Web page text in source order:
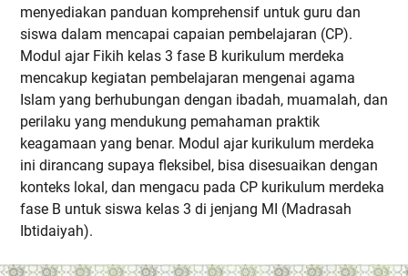
menyediakan panduan komprehensif untuk guru dan
siswa dalam mencapai capaian pembelajaran (CP).
Modul ajar Fikih kelas 3 fase B kurikulum merdeka
mencakup kegiatan pembelajaran mengenai agama
Islam yang berhubungan dengan ibadah, muamalah, dan
perilaku yang mendukung pemahaman praktik
keagamaan yang benar. Modul ajar kurikulum merdeka
ini dirancang supaya fleksibel, bisa disesuaikan dengan
konteks lokal, dan mengacu pada CP kurikulum merdeka
fase B untuk siswa kelas 3 di jenjang MI (Madrasah
Ibtidaiyah).